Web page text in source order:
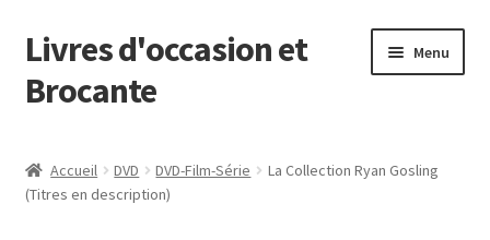
Aller
à
la
Aller
au
contenu
Livres d'occasion et
Brocante
Menu
Accueil DVD DVD-Film-Série
La Collection Ryan Gosling
(Titres en description)